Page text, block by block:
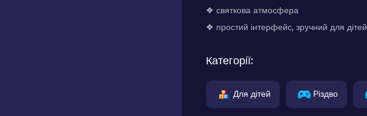
❖ святкова атмосфера
❖ простий інтерфейс, зручний для дітей
Категорії:
Для дітей Різдво